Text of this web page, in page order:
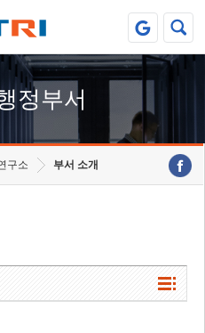
정부서
구소 부서 소개